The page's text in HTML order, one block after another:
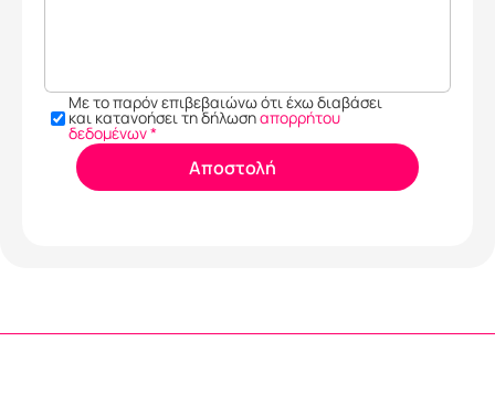
Με το παρόν επιβεβαιώνω ότι έχω διαβάσει
και κατανοήσει τη δήλωση απορρήτου
δεδομένων *
Αποστολή